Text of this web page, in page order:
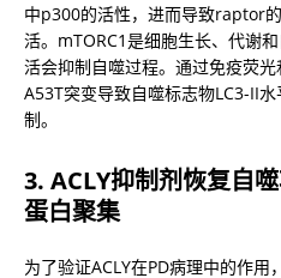
中p300的活性，进而导致raptor
活。mTORC1是细胞生长、代谢
活会抑制自噬过程。通过免疫荧
A53T突变导致自噬标志物LC3-II
制。
3. ACLY抑制剂恢复自
蛋白聚集
为了验证ACLY在PD病理中的作用